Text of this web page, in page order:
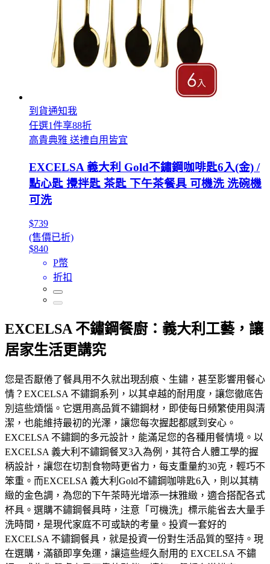
到貨通知我
任選1件享88折
高貴典雅 送禮自用皆宜
EXCELSA 義大利 Gold不鏽鋼咖啡匙6入(金) /
點心匙 攪拌匙 茶匙 下午茶餐具 可機洗 洗碗機
可洗
$739
(售價已折)
$840
P幣
折扣
EXCELSA 不鏽鋼餐廚：義大利工藝，讓
居家生活更講究
您是否厭倦了餐具用不久就出現刮痕、生鏽，甚至影響用餐心
情？EXCELSA 不鏽鋼系列，以其卓越的耐用度，讓您徹底告
別這些煩惱。它選用高品質不鏽鋼材，即使每日頻繁使用與清
潔，也能維持最初的光澤，讓您每次握起都感到安心。
EXCELSA 不鏽鋼的多元設計，能滿足您的各種用餐情境。以
EXCELSA 義大利不鏽鋼餐叉3入為例，其符合人體工學的握
柄設計，讓您在切割食物時更省力，每支重量約30克，輕巧不
笨重。而EXCELSA 義大利Gold不鏽鋼咖啡匙6入，則以其精
緻的金色調，為您的下午茶時光增添一抹雅緻，適合搭配各式
杯具。選購不鏽鋼餐具時，注意「可機洗」標示能省去大量手
洗時間，是現代家庭不可或缺的考量。投資一套好的
EXCELSA 不鏽鋼餐具，就是投資一份對生活品質的堅持。現
在選購，滿額即享免運，讓這些經久耐用的 EXCELSA 不鏽